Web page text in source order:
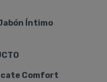
Íntimo
Comfort